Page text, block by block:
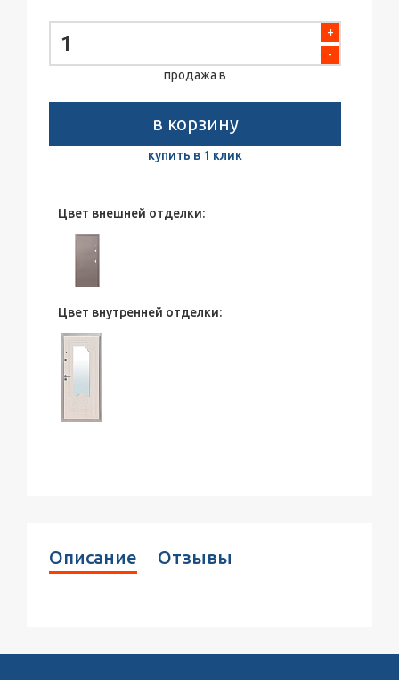
-
+
продажа в
в корзину
купить в 1 клик
Цвет внешней отделки:
Цвет внутренней отделки:
Описание Отзывы